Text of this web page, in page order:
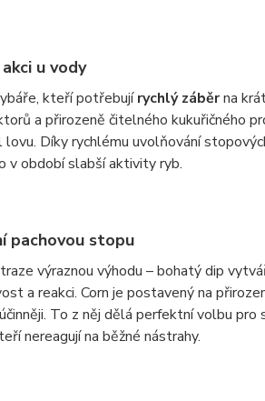
u vody
kteří potřebujírychlý záběrna
a přirozeně čitelného kukuřičného
Díky rychlému uvolňování
v období slabší aktivity ryb.
pachovou stopu
výraznou výhodu – bohatý dip
a reakci. Corn je postavený na
To z něj dělá perfektní volbu
nereagují na běžné nástrahy.